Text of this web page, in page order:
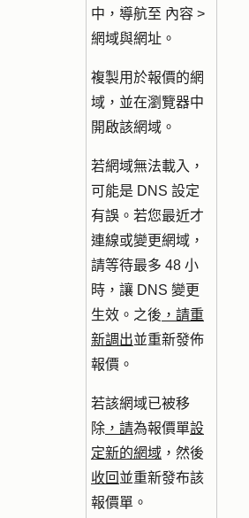
中，導航至 內容 >
網域與網址 。
複製用於報價的網
域，並在瀏覽器中
開啟該網域。
若網域無法載入，
可能是 DNS 設定
有誤。若您最近才
連線或變更網域，
請等待最多 48 小
時，讓 DNS 變更
生效。之後 ，請重
新調出並重新發佈
報價。
若該網域已被移
除 ，請為報價單設
定新的網域 ，然後
收回 並重新發布該
報價單。